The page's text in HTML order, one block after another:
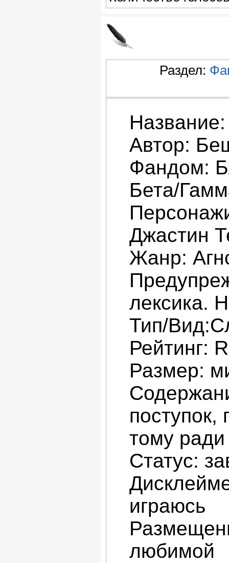
Раздел:
Автор:
Фандом:
Бета/
Джастин
Жанр:
лексика.
Тип/
Рейтинг: R
Размер:
тому
Статус:
играюсь
любимой